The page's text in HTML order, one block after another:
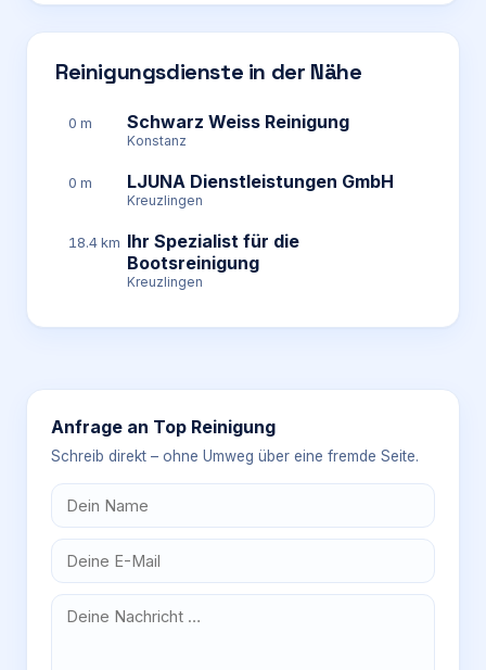
Reinigungsdienste in der Nähe
0 m Schwarz Weiss Reinigung
Konstanz
0 m LJUNA Dienstleistungen GmbH
Kreuzlingen
18.4 km Ihr Spezialist für die
Bootsreinigung
Kreuzlingen
Anfrage an Top Reinigung
Schreib direkt – ohne Umweg über eine fremde Seite.